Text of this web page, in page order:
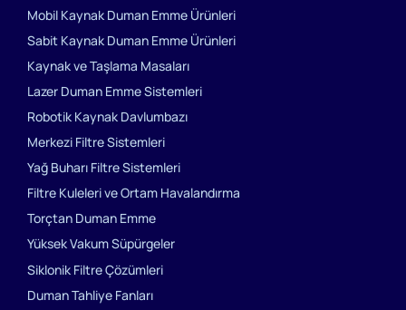
Mobil Kaynak Duman Emme Ürünleri
Sabit Kaynak Duman Emme Ürünleri
Kaynak ve Taşlama Masaları
Lazer Duman Emme Sistemleri
Robotik Kaynak Davlumbazı
Merkezi Filtre Sistemleri
Yağ Buharı Filtre Sistemleri
Filtre Kuleleri ve Ortam Havalandırma
Torçtan Duman Emme
Yüksek Vakum Süpürgeler
Siklonik Filtre Çözümleri
Duman Tahliye Fanları